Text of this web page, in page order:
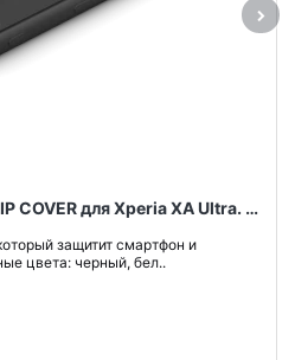
Оригинальный чехол FLIP COVER для Xperia XA Ultra. Цвет: графитовый черный
защитит смартфон и
цвета: черный, бел..